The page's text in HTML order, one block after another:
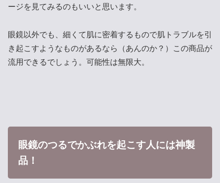
ージを見てみるのもいいと思います。
眼鏡以外でも、細くて肌に密着するもので肌トラブルを引
き起こすようなものがあるなら（あんのか？）この商品が
流用できるでしょう。可能性は無限大。
眼鏡のつるでかぶれを起こす人には神製
品！